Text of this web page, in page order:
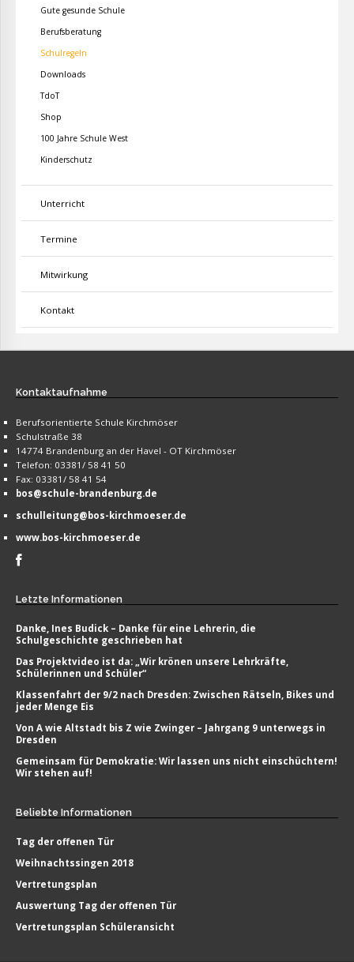
Gute gesunde Schule
Berufsberatung
Schulregeln
Downloads
TdoT
Shop
100 Jahre Schule West
Kinderschutz
Unterricht
Termine
Mitwirkung
Kontakt
Kontaktaufnahme
Berufsorientierte Schule Kirchmöser
Schulstraße 38
14774 Brandenburg an der Havel - OT Kirchmöser
Telefon: 03381/ 58 41 50
Fax: 03381/ 58 41 54
bos@schule-brandenburg.de
schulleitung@bos-kirchmoeser.de
www.bos-kirchmoeser.de
Letzte Informationen
Danke, Ines Budick – Danke für eine Lehrerin, die
Schulgeschichte geschrieben hat
Das Projektvideo ist da: „Wir krönen unsere Lehrkräfte,
Schülerinnen und Schüler“
Klassenfahrt der 9/2 nach Dresden: Zwischen Rätseln, Bikes und
jeder Menge Eis
Von A wie Altstadt bis Z wie Zwinger – Jahrgang 9 unterwegs in
Dresden
Gemeinsam für Demokratie: Wir lassen uns nicht einschüchtern!
Wir stehen auf!
Beliebte Informationen
Tag der offenen Tür
Weihnachtssingen 2018
Vertretungsplan
Auswertung Tag der offenen Tür
Vertretungsplan Schüleransicht